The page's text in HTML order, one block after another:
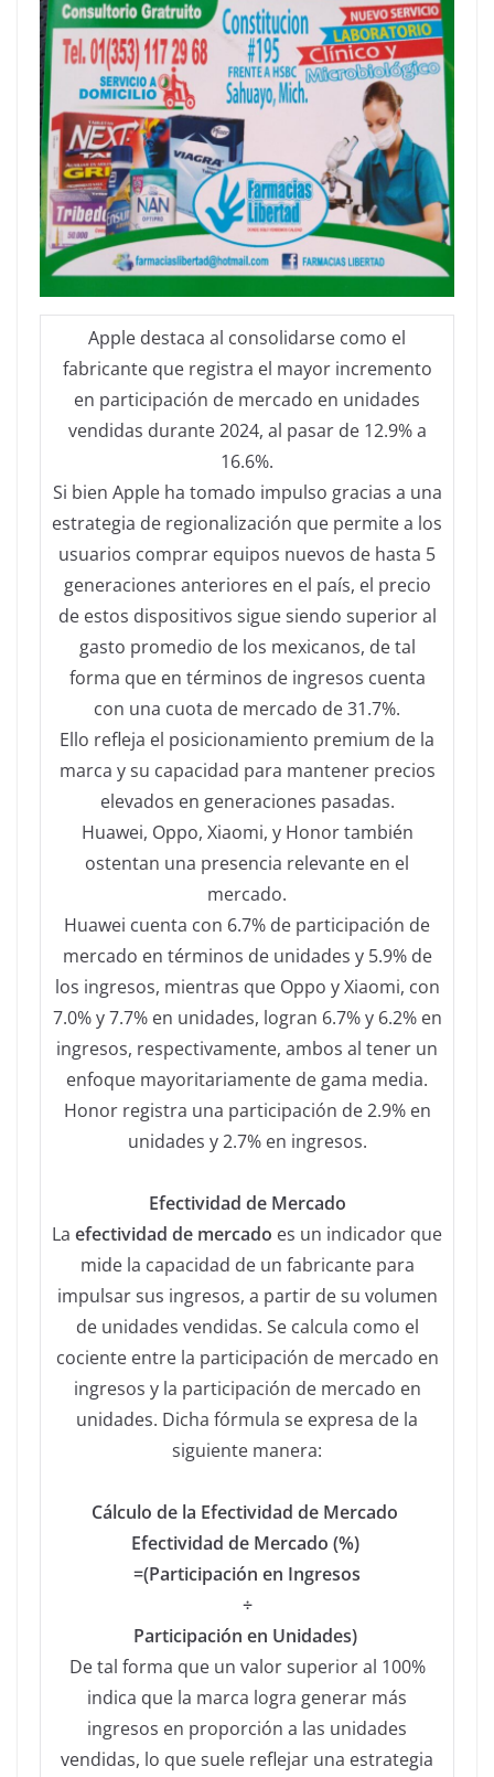
Apple destaca al consolidarse como el
fabricante que registra el mayor incremento
en participación de mercado en unidades
vendidas durante 2024, al pasar de 12.9% a
16.6%.
Si bien Apple ha tomado impulso gracias a una
estrategia de regionalización que permite a los
usuarios comprar equipos nuevos de hasta 5
generaciones anteriores en el país, el precio
de estos dispositivos sigue siendo superior al
gasto promedio de los mexicanos, de tal
forma que en términos de ingresos cuenta
con una cuota de mercado de 31.7%.
Ello refleja el posicionamiento premium de la
marca y su capacidad para mantener precios
elevados en generaciones pasadas.
Huawei, Oppo, Xiaomi, y Honor también
ostentan una presencia relevante en el
mercado.
Huawei cuenta con 6.7% de participación de
mercado en términos de unidades y 5.9% de
los ingresos, mientras que Oppo y Xiaomi, con
7.0% y 7.7% en unidades, logran 6.7% y 6.2% en
ingresos, respectivamente, ambos al tener un
enfoque mayoritariamente de gama media.
Honor registra una participación de 2.9% en
unidades y 2.7% en ingresos.
Efectividad de Mercado
La efectividad de mercado es un indicador que
mide la capacidad de un fabricante para
impulsar sus ingresos, a partir de su volumen
de unidades vendidas. Se calcula como el
cociente entre la participación de mercado en
ingresos y la participación de mercado en
unidades. Dicha fórmula se expresa de la
siguiente manera:
Cálculo de la Efectividad de Mercado
Efectividad de Mercado (%)
=(Participación en Ingresos
÷
Participación en Unidades)
De tal forma que un valor superior al 100%
indica que la marca logra generar más
ingresos en proporción a las unidades
vendidas, lo que suele reflejar una estrategia